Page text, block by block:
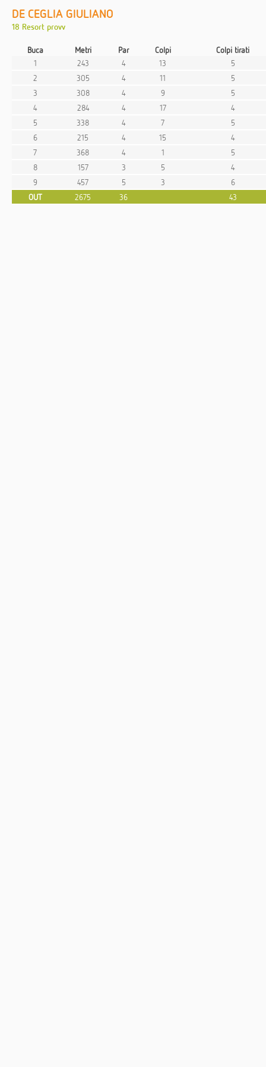
DE CEGLIA GIULIANO
18 Resort provv
Buca Metri Par Colpi
Colpi tirati
1
243 4 13
5
2
305 4 11
5
3
308 4 9
5
4
284 4 17
4
5
338 4 7
5
6
215 4 15
4
7
368 4 1
5
8
157 3 5
4
9
457 5 3
6
OUT
2675 36 43